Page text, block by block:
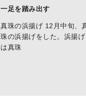
一足を踏み出す
真珠の浜揚げ 12月中旬、
珠の浜揚げをした。浜揚
は真珠